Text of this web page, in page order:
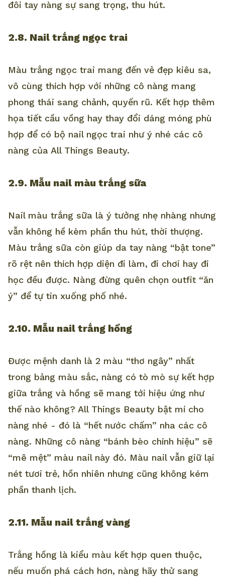
đôi tay nàng sự sang trọng, thu hút.
2.8. Nail trắng ngọc trai
Màu trắng ngọc trai mang đến vẻ đẹp kiêu sa,
vô cùng thích hợp với những cô nàng mang
phong thái sang chảnh, quyến rũ. Kết hợp thêm
họa tiết cầu vồng hay thay đổi dáng móng phù
hợp để có bộ nail ngọc trai như ý nhé các cô
nàng của All Things Beauty.
2.9. Mẫu nail màu trắng sữa
Nail màu trắng sữa là ý tưởng nhẹ nhàng nhưng
vẫn không hề kèm phần thu hút, thời thượng.
Màu trắng sữa còn giúp da tay nàng “bật tone”
rõ rệt nên thích hợp diện đi làm, đi chơi hay đi
học đều được. Nàng đừng quên chọn outfit “ăn
ý” để tự tin xuống phố nhé.
2.10. Mẫu nail trắng hồng
Được mệnh danh là 2 màu “thơ ngây” nhất
trong bảng màu sắc, nàng có tò mò sự kết hợp
giữa trắng và hồng sẽ mang tới hiệu ứng như
thế nào không? All Things Beauty bật mí cho
nàng nhé - đó là “hết nước chấm” nha các cô
nàng. Những cô nàng “bánh bèo chính hiệu” sẽ
“mê mệt” màu nail này đó. Màu nail vẫn giữ lại
nét tươi trẻ, hồn nhiên nhưng cũng không kém
phần thanh lịch.
2.11. Mẫu nail trắng vàng
Trắng hồng là kiểu màu kết hợp quen thuộc,
nếu muốn phá cách hơn, nàng hãy thử sang